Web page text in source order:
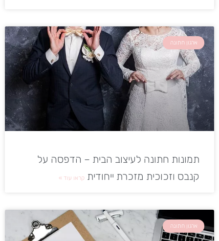
ארגון חתונה
תמונות חתונה לעיצוב הבית – הדפסה על
קנבס וזכוכית מזכרת ייחודית קראו עוד »
ארגון חתונה